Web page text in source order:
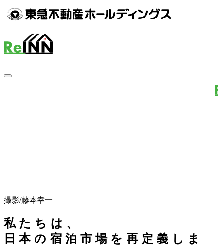
撮影/藤本幸一
私たちは、
日本の宿泊市場を再定義しま